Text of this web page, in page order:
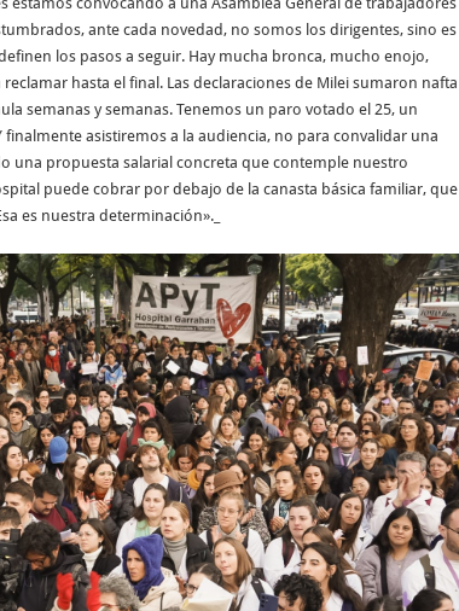
ante cada novedad, no somos los dirigentes, sino es
los pasos a seguir. Hay mucha bronca, mucho enojo,
hasta el final. Las declaraciones de Milei sumaron nafta
semanas y semanas. Tenemos un paro votado el 25, un
asistiremos a la audiencia, no para convalidar una
una propuesta salarial concreta que contemple nuestro
puede cobrar por debajo de la canasta básica familiar, que
es nuestra determinación»._